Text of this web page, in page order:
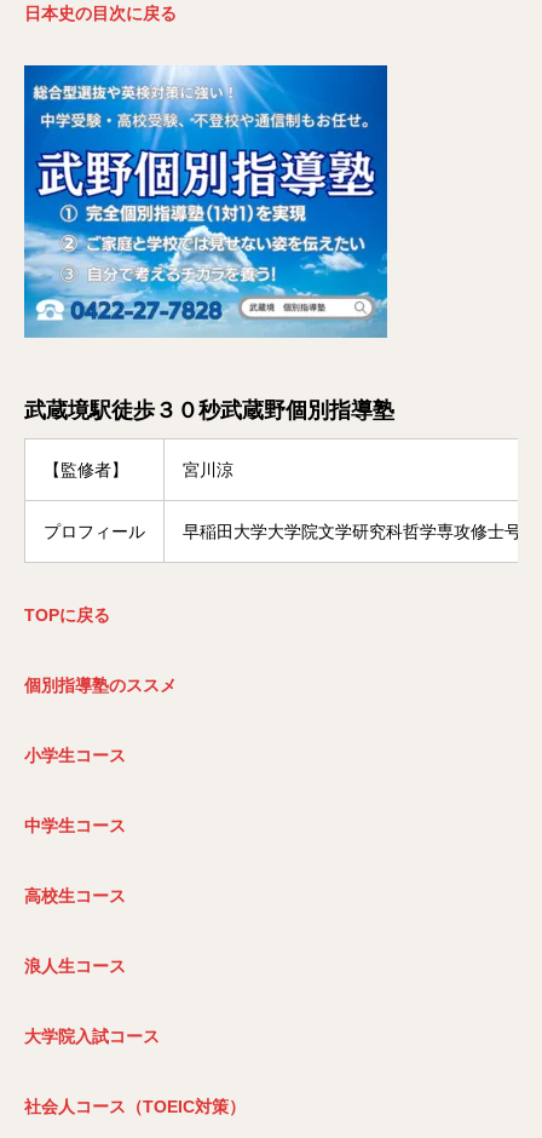
日本史の目次に戻る
武蔵境駅徒歩３０秒武蔵野個別指導塾
【監修者】 宮川涼
プロフィール 早稲田大学大学院文学研究科哲学専攻修士号
TOPに戻る
個別指導塾のススメ
小学生コース
中学生コース
高校生コース
浪人生コース
大学院入試コース
社会人コース（TOEIC対策）